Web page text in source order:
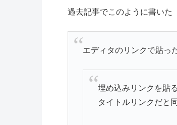
過去記事でこのように書いた
エディタのリンクで貼っ
埋め込みリンクを貼
タイトルリンクだと